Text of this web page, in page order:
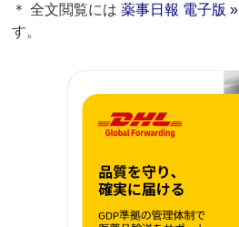
＊ 全文閲覧には薬事日報 電子版 »
す。